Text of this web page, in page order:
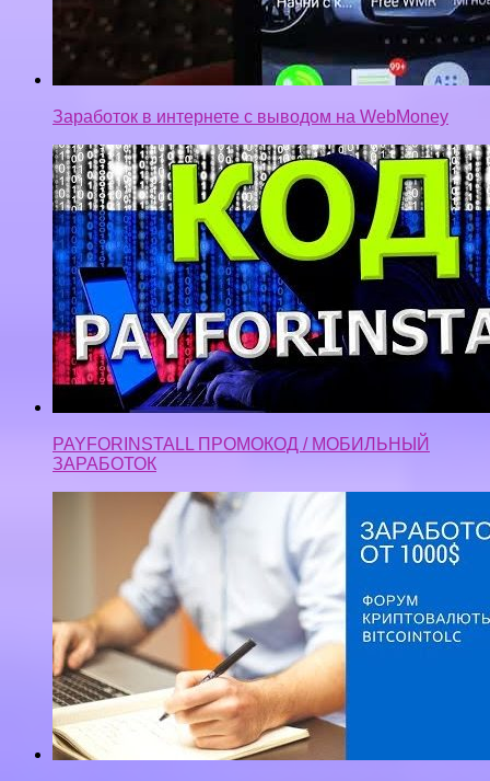
Заработок в интернете с выводом на WebMoney
PAYFORINSTALL ПРОМОКОД / МОБИЛЬНЫЙ
ЗАРАБОТОК